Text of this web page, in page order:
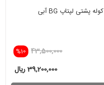
کوله پشتی لپتاپ BG آبی
%10 43,500,000
39,200,000 ریال